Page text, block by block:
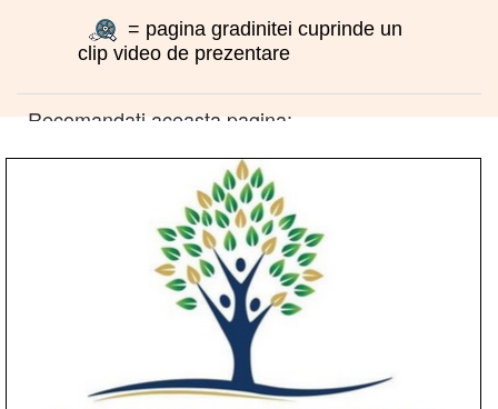
= pagina gradinitei cuprinde un
clip video de prezentare
Recomandati aceasta pagina: